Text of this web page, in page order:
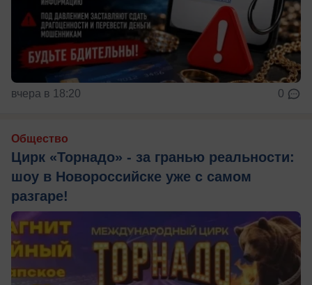
вчера в 18:20 0
Общество
Цирк «Торнадо» - за гранью реальности:
шоу в Новороссийске уже с самом
разгаре!